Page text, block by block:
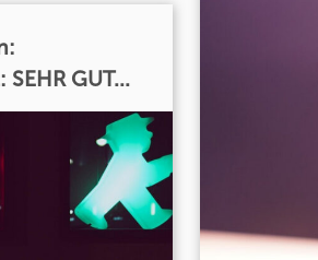
GUT...